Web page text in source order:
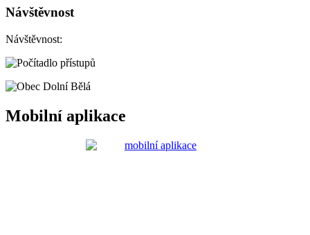
Návštěvnost
Návštěvnost:
Mobilní aplikace